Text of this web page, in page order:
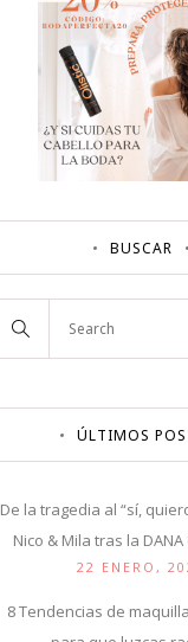
BUSCAR
ÚLTIMOS
De la tragedia al “sí,
Nico & Mila tras la
22 ENERO,
8 Tendencias de